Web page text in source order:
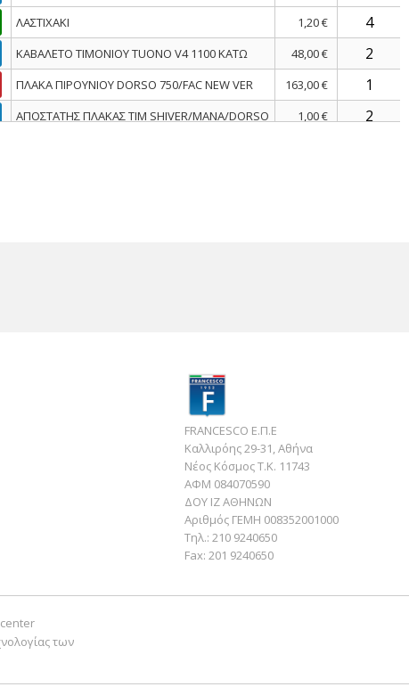
ΛΑΣΤΙΧΑΚΙ
1,20 €
ΚΑΒΑΛΕΤΟ ΤΙΜΟΝΙΟΥ TUONO V4 1100 ΚΑΤΩ
48,00 €
ΠΛΑΚΑ ΠΙΡΟΥΝΙΟΥ DORSO 750/FAC NEW VER
163,00 €
ΑΠΟΣΤΑΤΗΣ ΠΛΑΚΑΣ ΤΙΜ SHIVER/MANA/DORSO
1,00 €
FRANCESCO Ε.Π.Ε
Καλλιρόης 29-31, Αθήνα
Νέος Κόσμος Τ.Κ. 11743
ΑΦΜ 084070590
ΔΟΥ ΙΖ ΑΘΗΝΩΝ
Αριθμός ΓΕΜΗ 008352001000
Τηλ.: 210 9240650
Fax: 201 9240650
των